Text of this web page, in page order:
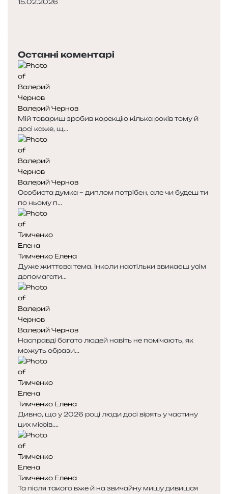
15.02.2026
р
е
д
н
я
с
т
о
р
і
н
к
а
т
у
п
н
а
с
т
о
р
і
н
к
а
Останні коментарі
Валерий Чернов
Мій товариш зробив корекцію кілька років тому й
досі каже, щ...
Валерий Чернов
Особиста думка – диплом потрібен, але чи будеш ти
по ньому п...
Тимченко Елена
Дуже життєва тема. Інколи настільки звикаєш усім
допомагати...
Валерий Чернов
Насправді багато людей навіть не помічають, як
можуть образи...
Тимченко Елена
Дивно, що у 2026 році люди досі вірять у частину
цих міфів....
Тимченко Елена
Та після такого вже й на звичайну мишу дивишся